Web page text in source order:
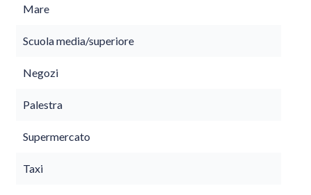
Mare
Scuola media/superiore
Negozi
Palestra
Supermercato
Taxi